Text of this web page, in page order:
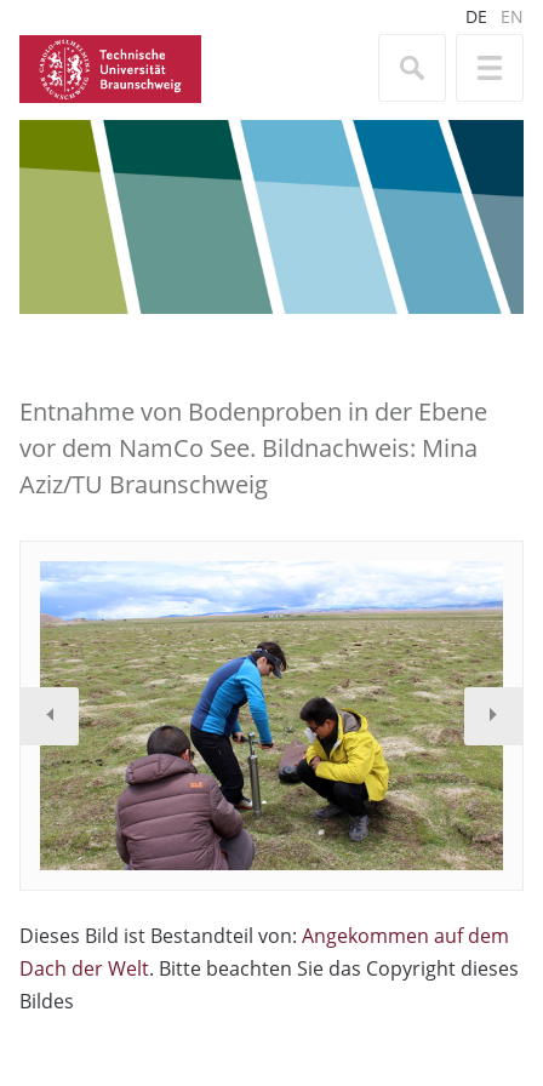
DE EN
Entnahme von Bodenproben in der Ebene
vor dem NamCo See. Bildnachweis: Mina
Aziz/TU Braunschweig
Dieses Bild ist Bestandteil von: Angekommen auf dem
Dach der Welt. Bitte beachten Sie das Copyright dieses
Bildes